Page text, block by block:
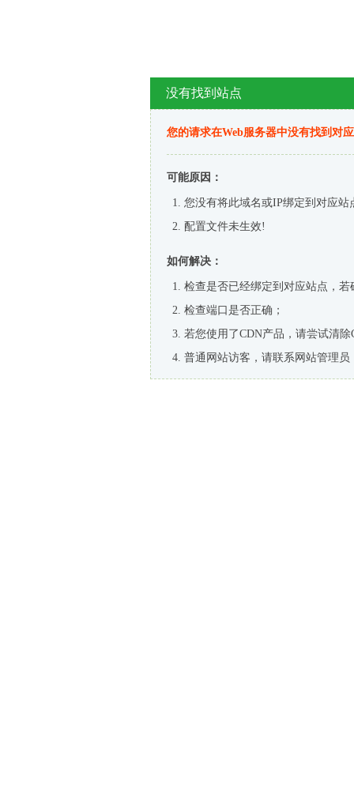
没有找到站点
您的请求在Web服务器中没有找到对
可能原因：
您没有将此域名或IP绑定到对应站
配置文件未生效!
如何解决：
检查是否已经绑定到对应站点，
检查端口是否正确；
若您使用了CDN产品，请尝试清除
普通网站访客，请联系网站管理员